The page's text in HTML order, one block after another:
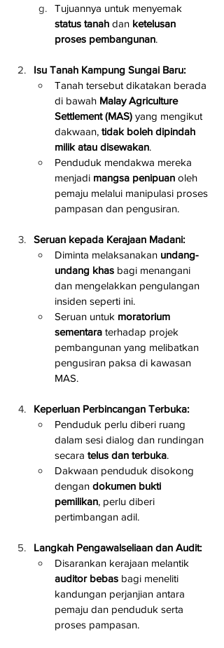
Tujuannya untuk menyemak
status tanah dan ketelusan
proses pembangunan.
Isu Tanah Kampung Sungai Baru:
Tanah tersebut dikatakan berada
di bawah Malay Agriculture
Settlement (MAS) yang mengikut
dakwaan, tidak boleh dipindah
milik atau disewakan.
Penduduk mendakwa mereka
menjadi mangsa penipuan oleh
pemaju melalui manipulasi proses
pampasan dan pengusiran.
Seruan kepada Kerajaan Madani:
Diminta melaksanakan undang-
undang khas bagi menangani
dan mengelakkan pengulangan
insiden seperti ini.
Seruan untuk moratorium
sementara terhadap projek
pembangunan yang melibatkan
pengusiran paksa di kawasan
MAS.
Keperluan Perbincangan Terbuka:
Penduduk perlu diberi ruang
dalam sesi dialog dan rundingan
secara telus dan terbuka.
Dakwaan penduduk disokong
dengan dokumen bukti
pemilikan, perlu diberi
pertimbangan adil.
Langkah Pengawalseliaan dan Audit:
Disarankan kerajaan melantik
auditor bebas bagi meneliti
kandungan perjanjian antara
pemaju dan penduduk serta
proses pampasan.